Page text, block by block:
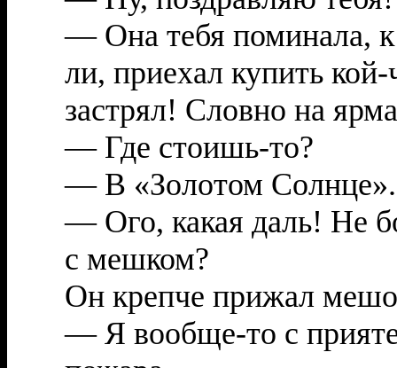
— Она тебя поминала,
ли, приехал купить
застрял! Словно на
— Где стоишь-то?
— В «Золотом Солнце».
— Ого, какая даль! Не
с мешком?
Он крепче прижал
— Я вообще-то с